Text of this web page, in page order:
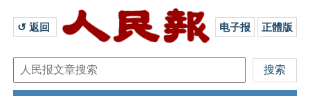
↺ 返回 电子报 正體版